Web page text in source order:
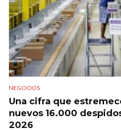
NEGOCIOS
Una cifra que
nuevos 16.000
2026